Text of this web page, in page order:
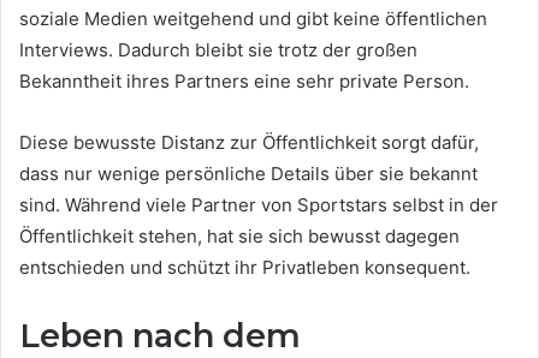
soziale Medien weitgehend und gibt keine öffentlichen
Interviews. Dadurch bleibt sie trotz der großen
Bekanntheit ihres Partners eine sehr private Person.
Diese bewusste Distanz zur Öffentlichkeit sorgt dafür,
dass nur wenige persönliche Details über sie bekannt
sind. Während viele Partner von Sportstars selbst in der
Öffentlichkeit stehen, hat sie sich bewusst dagegen
entschieden und schützt ihr Privatleben konsequent.
Leben nach dem